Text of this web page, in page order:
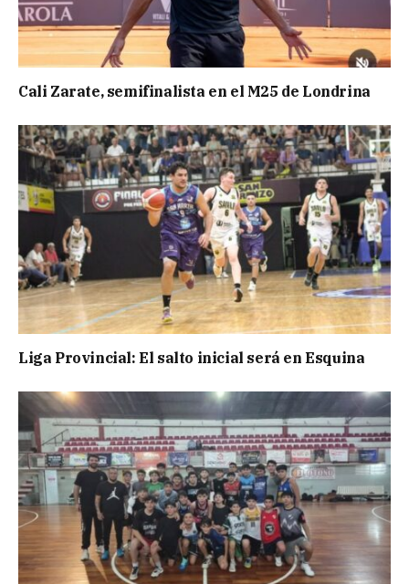
Cali Zarate, semifinalista en el M25 de Londrina
Liga Provincial: El salto inicial será en Esquina